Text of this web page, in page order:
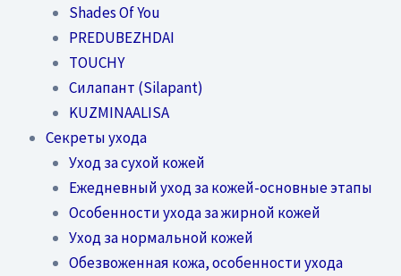
Shades Of You
PREDUBEZHDAI
TOUCHY
Силапант (Silapant)
KUZMINAALISA
Секреты ухода
Уход за сухой кожей
Ежедневный уход за кожей-основные этапы
Особенности ухода за жирной кожей
Уход за нормальной кожей
Обезвоженная кожа, особенности ухода